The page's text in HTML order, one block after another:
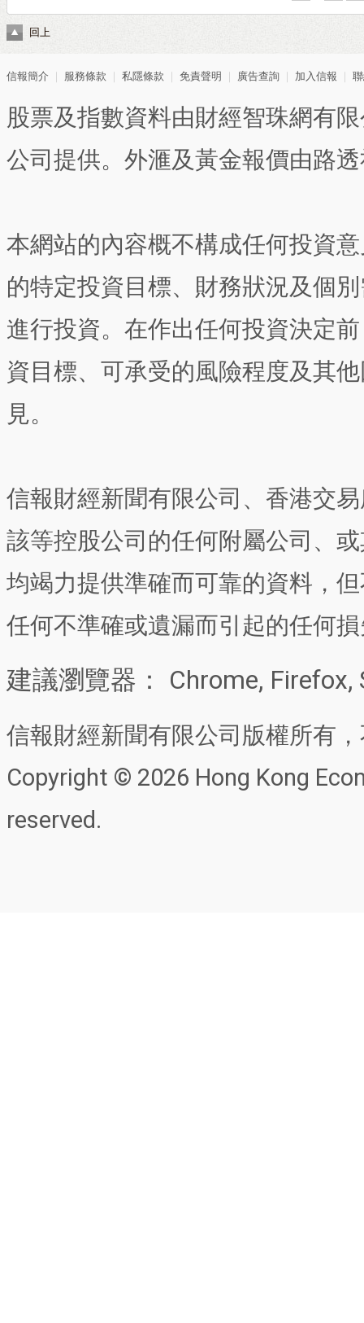
回上
信報簡介 服務條款 私隱條款 免責聲明 廣告查詢 加入信報
股票及指數資料由財經智珠網有
公司提供。外滙及黃金報價由路
本網站的內容概不構成任何投資
的特定投資目標、財務狀況及個
進行投資。在作出任何投資決定
資目標、可承受的風險程度及其
見。
信報財經新聞有限公司、香港交
該等控股公司的任何附屬公司、
均竭力提供準確而可靠的資料，
任何不準確或遺漏而引起的任何
建議瀏覽器： Chrome, Firefox,
信報財經新聞有限公司版權所有
Copyright © 2026 Hong Kong
reserved.